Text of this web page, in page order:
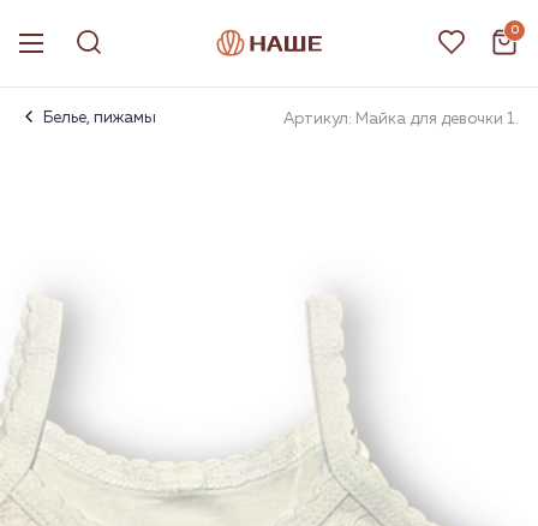
0
Белье, пижамы Артикул: Майка для девочки 1.